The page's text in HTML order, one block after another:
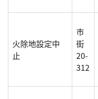
火除地設定中
止
市
街
20-
312